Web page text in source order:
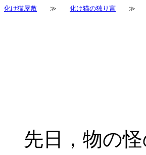
化け猫屋敷 ≫ 化け猫の独り言 ≫
先日，物の怪